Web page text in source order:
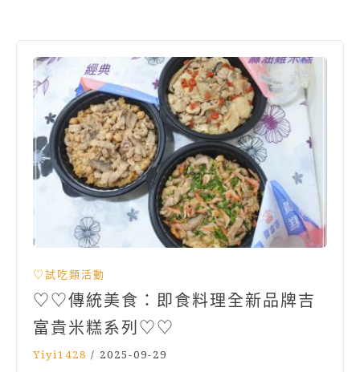
♡試吃類活動
♡♡傳統美食：即食料理全新品牌吉
富貴米糕系列♡♡
Yiyi1428 / 2025-09-29